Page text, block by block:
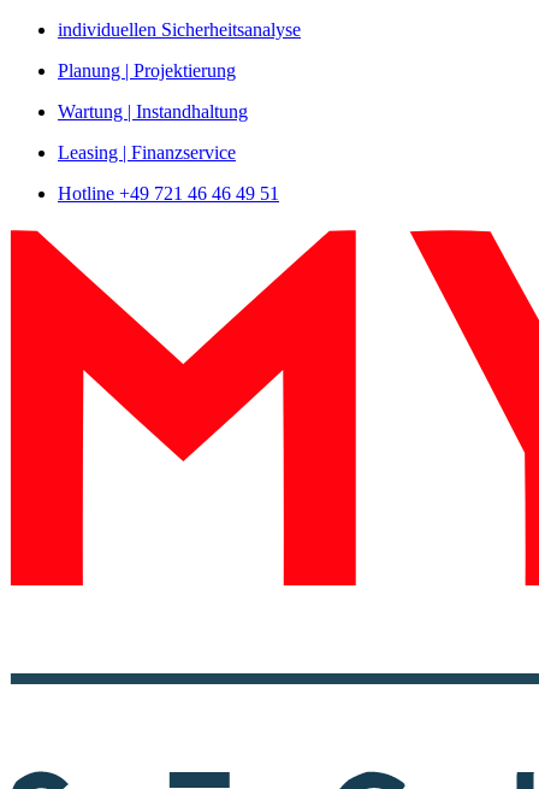
Zum
springen
individuellen Sicherheitsanalyse
Planung | Projektierung
Wartung | Instandhaltung
Leasing | Finanzservice
Hotline +49 721 46 46 49 51